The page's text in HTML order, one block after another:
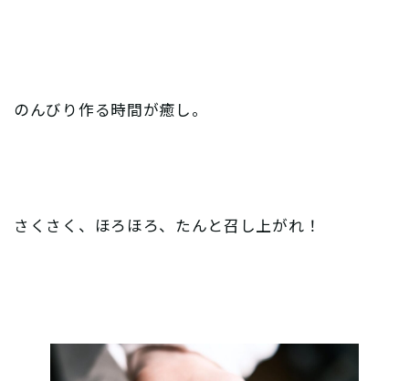
のんびり作る時間が癒し。
さくさく、ほろほろ、たんと召し上がれ！